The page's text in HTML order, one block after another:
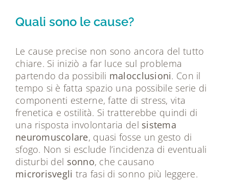
Quali sono le cause?
Le cause precise non sono ancora del tutto
chiare. Si iniziò a far luce sul problema
partendo da possibili malocclusioni. Con il
tempo si è fatta spazio una possibile serie di
componenti esterne, fatte di stress, vita
frenetica e ostilità. Si tratterebbe quindi di
una risposta involontaria del sistema
neuromuscolare, quasi fosse un gesto di
sfogo. Non si esclude l’incidenza di eventuali
disturbi del sonno, che causano
microrisvegli tra fasi di sonno più leggere.